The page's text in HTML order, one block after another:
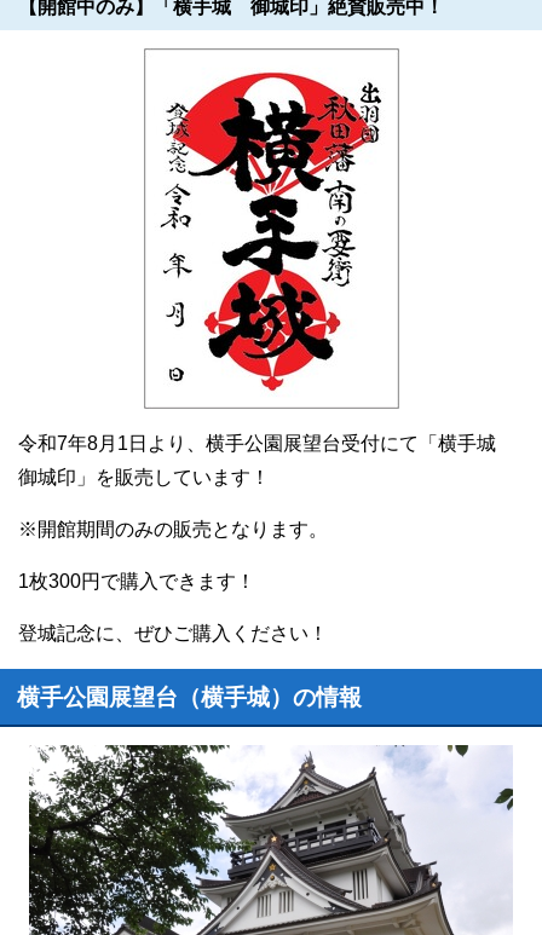
【開館中のみ】「横手城 御城印」絶賛販売中！
令和7年8月1日より、横手公園展望台受付にて「横手城
御城印」を販売しています！
※開館期間のみの販売となります。
1枚300円で購入できます！
登城記念に、ぜひご購入ください！
横手公園展望台（横手城）の情報